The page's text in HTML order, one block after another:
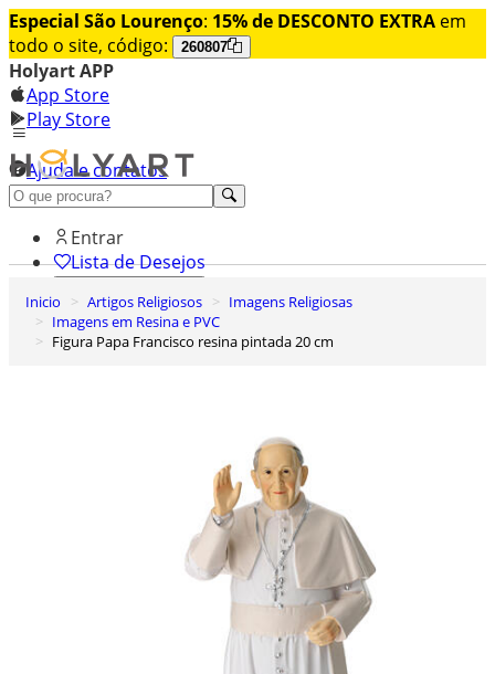
Especial São Lourenço: 15% de DESCONTO EXTRA em
todo o site, código:
260807
Holyart APP
App Store
Play Store
Ajuda e contatos
Conheça premium
Entrar
Lista de Desejos
0
Carrinho de Compras
Inicio Artigos Religiosos
Imagens Religiosas
Imagens em Resina e PVC
Figura Papa Francisco resina pintada 20 cm